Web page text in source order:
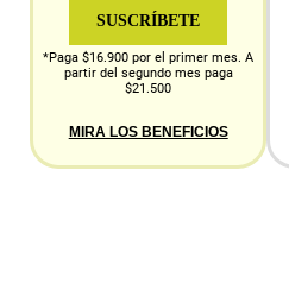
SUSCRÍBETE
*Paga $16.900 por el primer mes. A
partir del segundo mes paga
$21.500
MIRA LOS BENEFICIOS